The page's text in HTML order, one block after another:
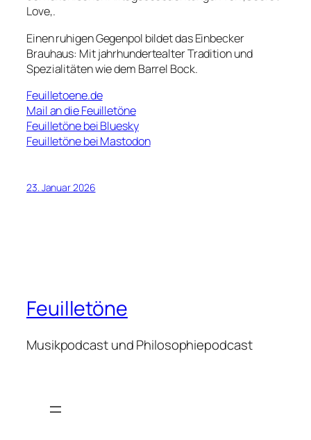
Love‚.
Einen ruhigen Gegenpol bildet das Einbecker
Brauhaus: Mit jahrhundertealter Tradition und
Spezialitäten wie dem Barrel Bock.
Feuilletoene.de
Mail an die Feuilletöne
Feuilletöne bei Bluesky
Feuilletöne bei Mastodon
23. Januar 2026
Feuilletöne
Musikpodcast und Philosophiepodcast